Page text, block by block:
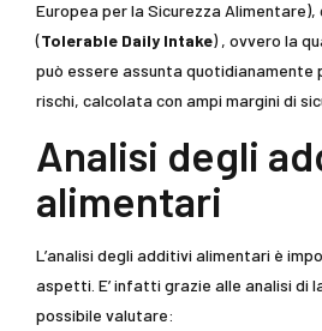
Europea per la Sicurezza Alimentare),
(Tolerable Daily Intake) , ovvero la
può essere assunta
rischi, calcolata con ampi margini di
Analisi degli
alimentari
L’analisi degli additivi alimentari è
aspetti. E’ infatti grazie alle analisi di
possibile valutare: